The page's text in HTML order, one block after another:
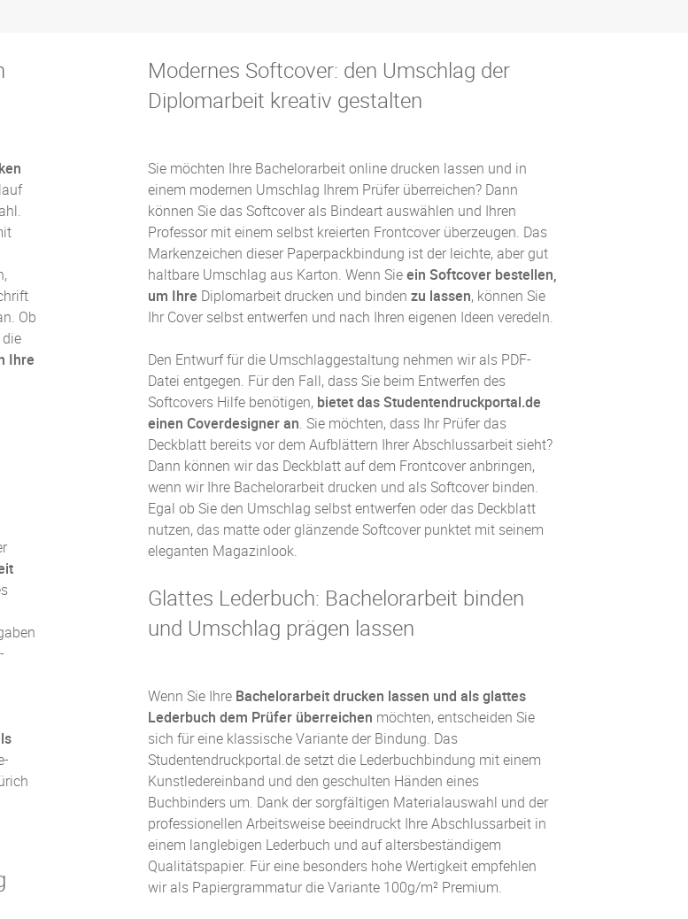
Ob
Ihre
Modernes Softcover: den Umschlag der
Diplomarbeit kreativ gestalten
Sie möchten Ihre Bachelorarbeit online drucken lassen und in
einem modernen Umschlag Ihrem Prüfer überreichen? Dann
können Sie dasSoftcoverals Bindeart auswählen und Ihren
Professor mit einem selbst kreierten Frontcover überzeugen. Das
Markenzeichen dieser Paperpackbindung ist der leichte, aber gut
haltbare Umschlag aus Karton. Wenn Sieein Softcover bestellen,
um Ihre Diplomarbeit drucken und binden zu lassen, können Sie
Ihr Cover selbst entwerfen und nach Ihren eigenen Ideen veredeln.
Den Entwurf für die Umschlaggestaltung nehmen wir als PDF-
Datei entgegen. Für den Fall, dass Sie beim Entwerfen des
Softcovers Hilfe benötigen, bietet das Studentendruckportal.de
einen Coverdesigner an. Sie möchten, dass Ihr Prüfer das
Deckblatt bereits vor dem Aufblättern Ihrer Abschlussarbeit sieht?
Dann können wir das Deckblatt auf dem Frontcover anbringen,
wenn wir Ihre Bachelorarbeit drucken und als Softcover binden.
Egal ob Sie den Umschlag selbst entwerfen oder das Deckblatt
nutzen, das matte oder glänzende Softcover punktet mit seinem
eleganten Magazinlook.
Glattes Lederbuch: Bachelorarbeit binden
und Umschlag prägen lassen
Wenn Sie Ihre Bachelorarbeit drucken lassen und als glattes
Lederbuch dem Prüfer überreichen möchten, entscheiden Sie
sich für eine klassische Variante der Bindung. Das
Studentendruckportal.de setzt die Lederbuchbindung mit einem
Kunstledereinband und den geschulten Händen eines
Buchbinders um. Dank der sorgfältigen Materialauswahl und der
professionellen Arbeitsweise beeindruckt Ihre Abschlussarbeit in
einem langlebigen Lederbuch und auf altersbeständigem
Qualitätspapier. Für eine besonders hohe Wertigkeit empfehlen
wir als Papiergrammatur die Variante 100g/m² Premium.